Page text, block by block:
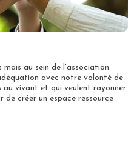
au sein de l'association
avec notre volonté de
au vivant et qui veulent rayonner
de créer un espace ressource